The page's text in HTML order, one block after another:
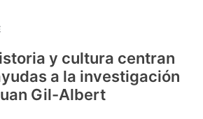
y cultura centran
a la investigación
Gil-Albert